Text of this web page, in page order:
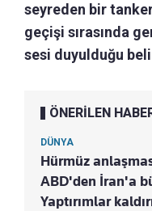
seyreden bir
geçişi sırasında
sesi duyulduğu
ÖNERİLEN
DÜNYA
Hürmüz
ABD'den İran'a
Yaptırımlar